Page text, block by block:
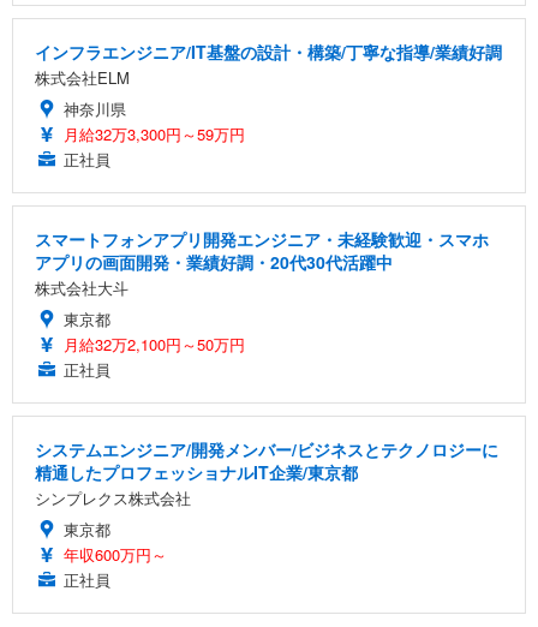
インフラエンジニア/IT基盤の設計・構築/丁寧な指導/業績好調
株式会社ELM
神奈川県
月給32万3,300円～59万円
正社員
スマートフォンアプリ開発エンジニア・未経験歓迎・スマホ
アプリの画面開発・業績好調・20代30代活躍中
株式会社大斗
東京都
月給32万2,100円～50万円
正社員
システムエンジニア/開発メンバー/ビジネスとテクノロジーに
精通したプロフェッショナルIT企業/東京都
シンプレクス株式会社
東京都
年収600万円～
正社員